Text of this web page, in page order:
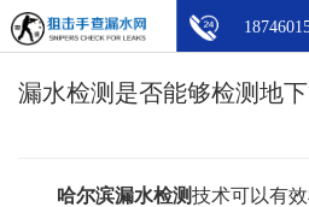
漏水检测是否能够检测地
哈尔滨漏水检测技术可以有